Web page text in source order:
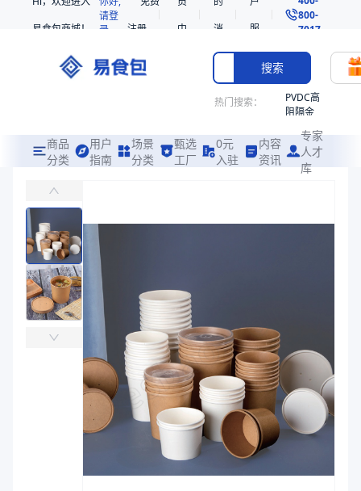
易食包商城！
请登
录
注册
中
消
息
服
务
800-
7017
搜索
热门搜索：
PVDC高
阻隔金
共挤热
收缩袋
热收缩
袋
拉伸膜
商品
分类
用户
指南
场景
分类
甄选
工厂
0元
入驻
内容
资讯
专家
人才
库
主要适用于冷(热)饮、汤、粥、饭、沙拉、冰激凌等食品包装
易食包（EPAK）专注于淋膜牛皮纸杯包装，提供详尽的规格参数、实
产品卖点：防护性佳、高便捷性、可定制
应用场景：主要适用于冷(热)饮、汤、粥、饭、沙拉、冰激凌等食品包装
价格：￥0.42 ~ ￥0.49
商品参数
牛皮纸杯
淋膜牛皮纸
97、90
75、73
103、85、66
规格尺寸(上口*下口*高度，mm)97*75*103、90*73*85、90*75*66